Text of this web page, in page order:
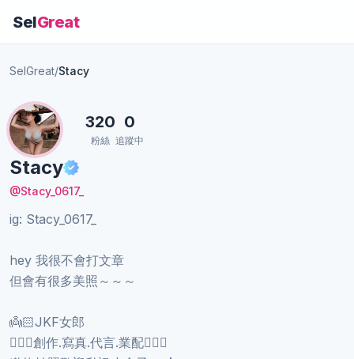
SelGreat
SelGreat/Stacy
Stacy
@Stacy_0617_
ig: Stacy_0617_
hey 我很不會打文章
但會有很多美照～～～
👼🏻JKF女郎
️🧚🏻‍♀️創作.寫真.代言.業配🧚🏻‍♀️
320
粉絲
0
追蹤中